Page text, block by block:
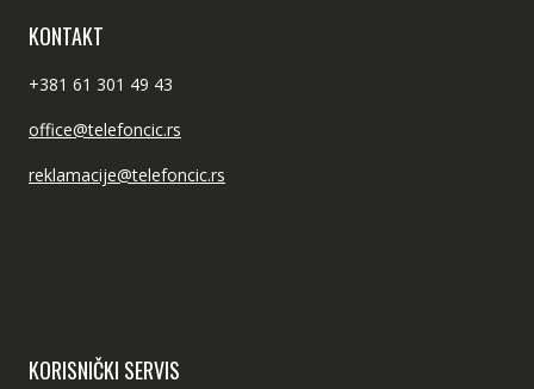
KONTAKT
+381 61 301 49 43
office@telefoncic.rs
reklamacije@telefoncic.rs
KORISNIČKI SERVIS